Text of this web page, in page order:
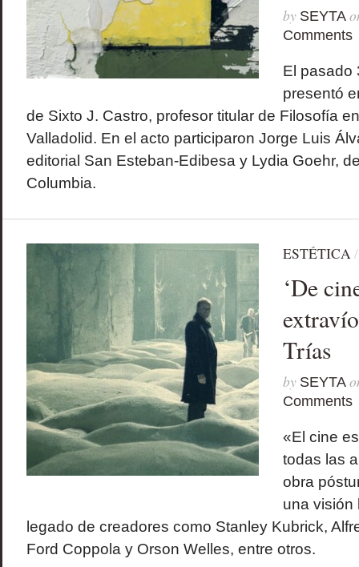
by SEYTA
Comments
El pasado
presentó
de Sixto J. Castro, profesor titular de Filosofía
Valladolid. En el acto participaron Jorge Luis
editorial San Esteban-Edibesa y Lydia Goehr,
Columbia.
ESTÉTICA
‘De
Trías
by SEYTA
Comments
«El cine
todas las
obra
una visión
legado de creadores como Stanley Kubrick,
Ford Coppola y Orson Welles, entre otros.